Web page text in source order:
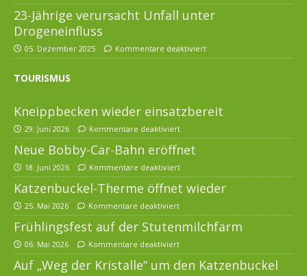
23-Jährige verursacht Unfall unter
Drogeneinfluss
05. Dezember 2025 Kommentare deaktiviert
TOURISMUS
Kneippbecken wieder einsatzbereit
29. Juni 2026 Kommentare deaktiviert
Neue Bobby-Car-Bahn eröffnet
18. Juni 2026 Kommentare deaktiviert
Katzenbuckel-Therme öffnet wieder
25. Mai 2026 Kommentare deaktiviert
Frühlingsfest auf der Stutenmilchfarm
06. Mai 2026 Kommentare deaktiviert
Auf „Weg der Kristalle“ um den Katzenbuckel